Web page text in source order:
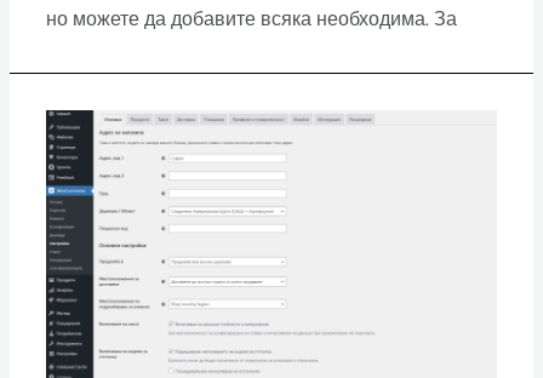
но можете да добавите всяка необходима. За